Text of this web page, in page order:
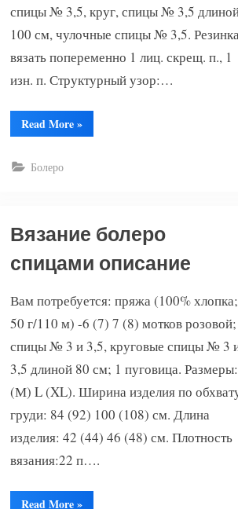
спицы № 3,5, круг, спицы № 3,5
100 см, чулочные спицы № 3,5.
вязать попеременно 1 лиц. скрещ. п., 1
изн. п. Структурный узор:…
Read More“Вязаное
болеро
»
Болеро
Вязание болеро
спицами описание
Вам потребуется: пряжа (100% хлопка;
50 г/110 м) -6 (7) 7 (8) мотков розовой;
спицы № 3 и 3,5, круговые спицы № 3
3,5 длиной 80 см; 1 пуговица.
(М) L (XL). Ширина изделия по
груди: 84 (92) 100 (108) см. Длина
изделия: 42 (44) 46 (48) см. Плотность
вязания:22 п….
Read More“Вязание
»